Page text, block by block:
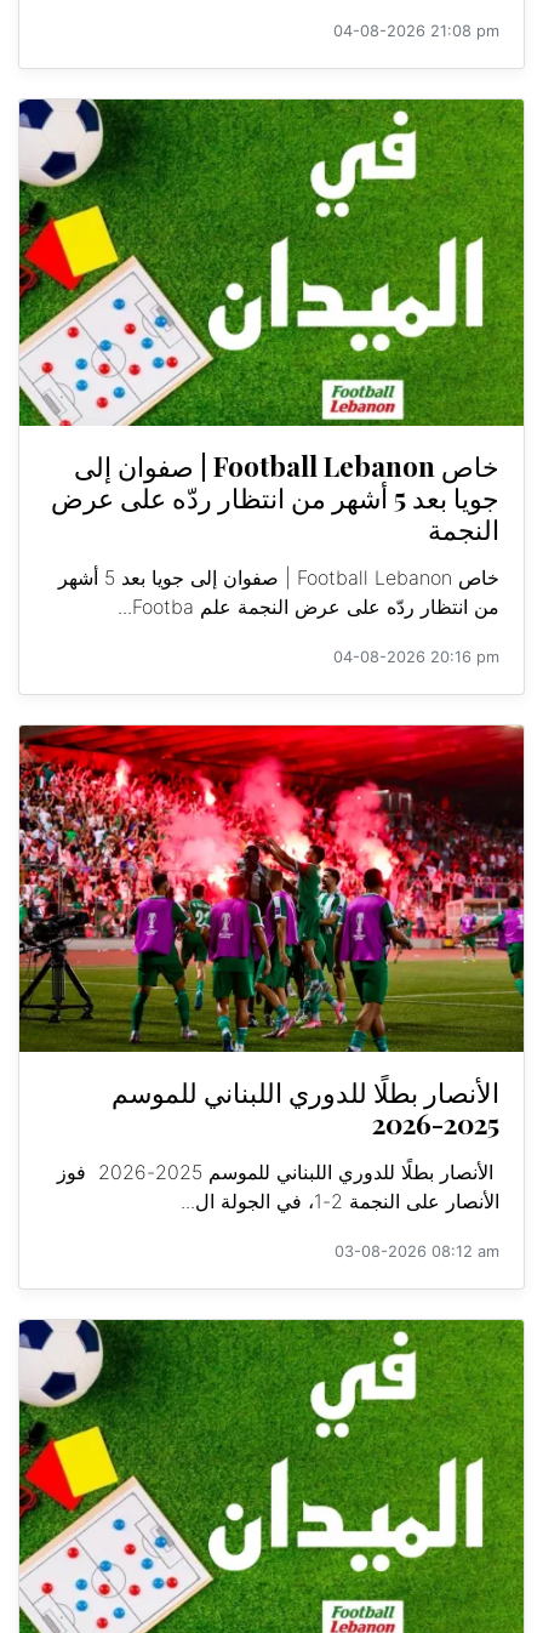
04-08-2026 21:08 pm
خاص Football Lebanon | صفوان إلى
جويا بعد 5 أشهر من انتظار ردّه على عرض
النجمة
خاص Football Lebanon | صفوان إلى جويا بعد 5 أشهر
من انتظار ردّه على عرض النجمة علم Footba...
04-08-2026 20:16 pm
الأنصار بطلًا للدوري اللبناني للموسم
2025-2026
الأنصار بطلًا للدوري اللبناني للموسم 2025-2026 فوز
الأنصار على النجمة 2-1، في الجولة ال...
03-08-2026 08:12 am